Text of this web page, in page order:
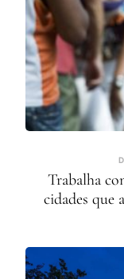
Trabalha
cidades que